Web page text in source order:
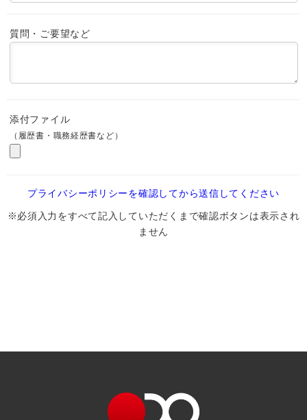
質問・ご要望など
添付ファイル
（履歴書・職務経歴書など）
プライバシーポリシーを確認してから送信してください
※必須入力をすべて記入していただくまで確認ボタンは表示され
ません